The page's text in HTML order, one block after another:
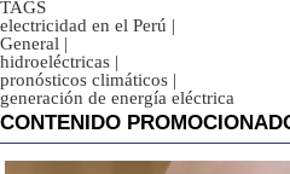
TAGS
electricidad en el Perú |
General |
hidroeléctricas |
pronósticos climáticos |
generación de energía eléctrica